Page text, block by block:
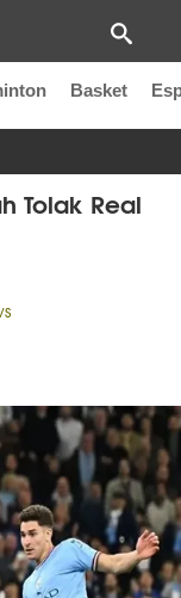
Basket
Liga Perancis
Tolak Real